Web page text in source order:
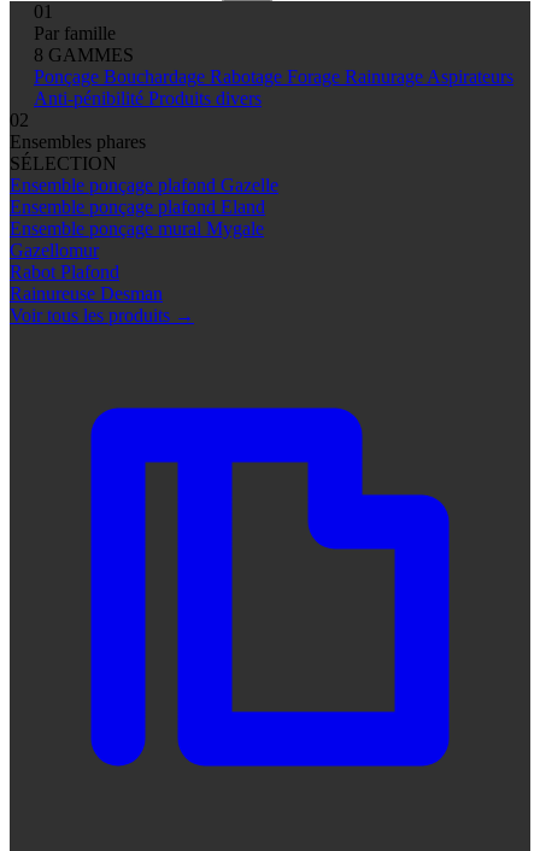
01
Par famille
8 GAMMES
Ponçage Bouchardage Rabotage Forage Rainurage Aspirateurs
Anti-pénibilité Produits divers
02
Ensembles phares
SÉLECTION
Ensemble ponçage plafond Gazelle
Ensemble ponçage plafond Eland
Ensemble ponçage mural Mygale
Gazellomur
Rabot Plafond
Rainureuse Desman
Voir tous les produits →